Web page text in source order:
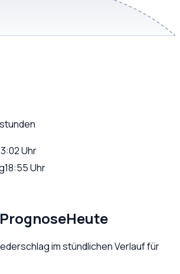
Uhr
18:55 Uhr
Heute
im stündlichen Verlauf für